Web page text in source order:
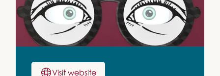
Visit website